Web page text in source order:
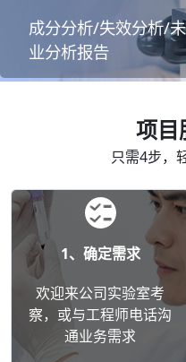
成分分析/失效分析/
业分析报告
项目
只需4步，
1、确定需求
欢迎来公司实验室考
察，或与工程师电话沟
通业务需求